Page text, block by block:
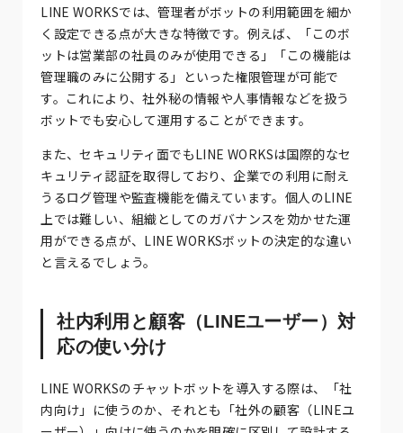
LINE WORKSでは、管理者がボットの利用範囲を細か
く設定できる点が大きな特徴です。例えば、「このボ
ットは営業部の社員のみが使用できる」「この機能は
管理職のみに公開する」といった権限管理が可能で
す。これにより、社外秘の情報や人事情報などを扱う
ボットでも安心して運用することができます。
また、セキュリティ面でもLINE WORKSは国際的なセ
キュリティ認証を取得しており、企業での利用に耐え
うるログ管理や監査機能を備えています。個人のLINE
上では難しい、組織としてのガバナンスを効かせた運
用ができる点が、LINE WORKSボットの決定的な違い
と言えるでしょう。
社内利用と顧客（LINEユーザー）対
応の使い分け
LINE WORKSのチャットボットを導入する際は、「社
内向け」に使うのか、それとも「社外の顧客（LINEユ